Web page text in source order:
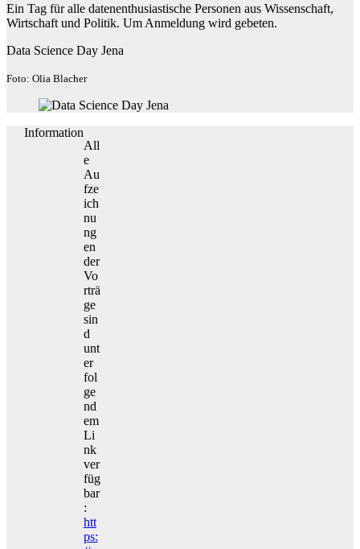
Ein Tag für alle datenenthusiastische Personen aus Wissenschaft,
Wirtschaft und Politik. Um Anmeldung wird gebeten.
Data Science Day Jena
Foto: Olia Blacher
Information
All
e
Au
fze
ich
nu
ng
en
der
Vo
rträ
ge
sin
d
unt
er
fol
ge
nd
em
Li
nk
ver
füg
bar
:
htt
ps: